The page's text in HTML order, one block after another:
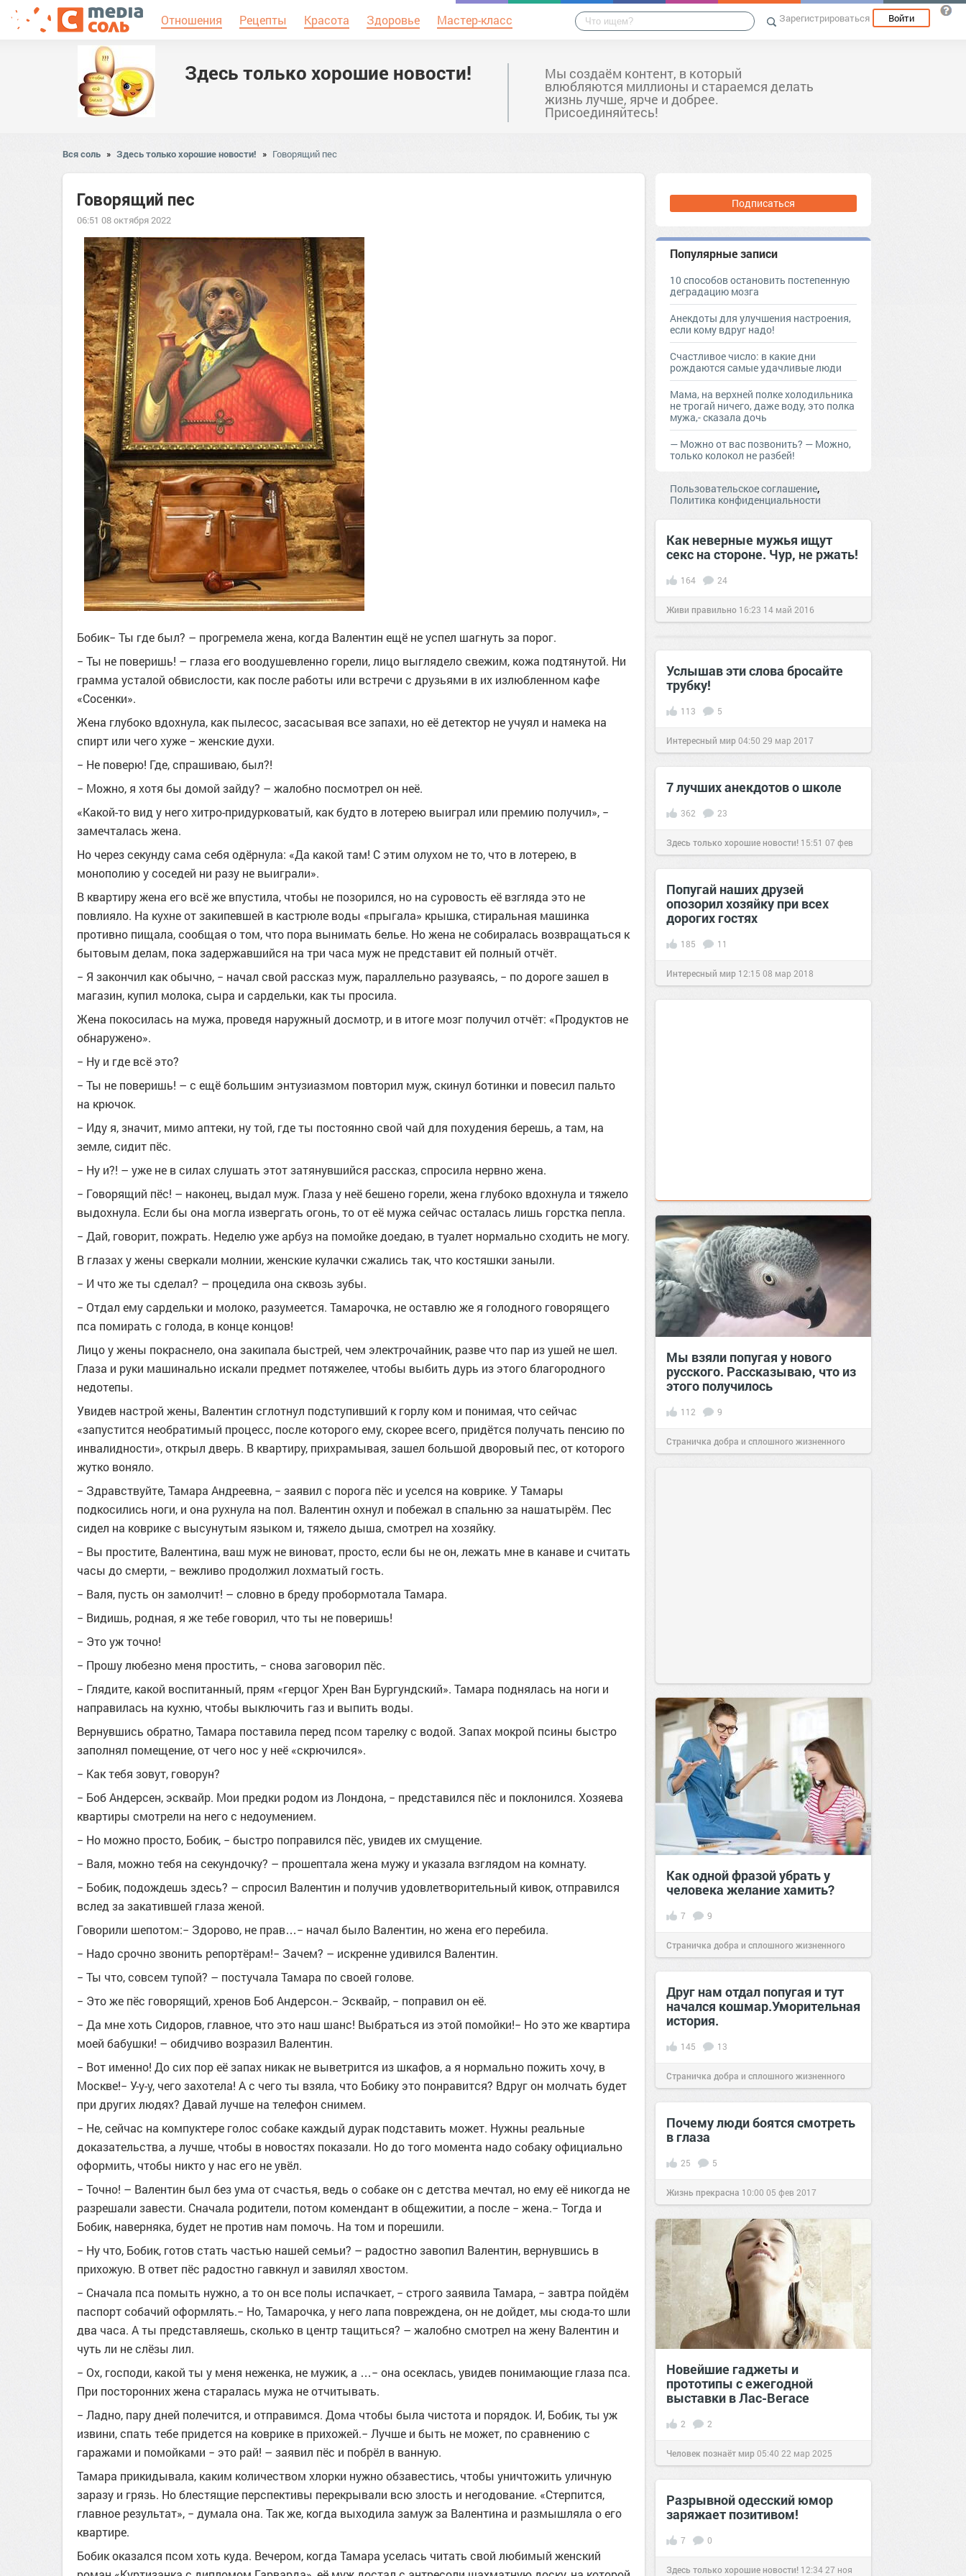
Отношения Рецепты Красота Здоровье Мастер-класс Зарегистрироваться Войти
Здесь только хорошие новости! Мы создаём контент, в который
влюбляются миллионы и стараемся делать
жизнь лучше, ярче и добрее.
Присоединяйтесь!
Вся соль » Здесь только хорошие новости! » Говорящий пес
Говорящий пес
06:51 08 октября 2022
Бобик− Ты где был? – прогремела жена, когда Валентин ещё не успел шагнуть за порог.
− Ты не поверишь! – глаза его воодушевленно горели, лицо выглядело свежим, кожа подтянутой. Ни
грамма усталой обвислости, как после работы или встречи с друзьями в их излюбленном кафе
«Сосенки».
Жена глубоко вдохнула, как пылесос, засасывая все запахи, но её детектор не учуял и намека на
спирт или чего хуже − женские духи.
− Не поверю! Где, спрашиваю, был?!
− Можно, я хотя бы домой зайду? – жалобно посмотрел он неё.
«Какой-то вид у него хитро-придурковатый, как будто в лотерею выиграл или премию получил», −
замечталась жена.
Но через секунду сама себя одёрнула: «Да какой там! С этим олухом не то, что в лотерею, в
монополию у соседей ни разу не выиграли».
В квартиру жена его всё же впустила, чтобы не позорился, но на суровость её взгляда это не
повлияло. На кухне от закипевшей в кастрюле воды «прыгала» крышка, стиральная машинка
противно пищала, сообщая о том, что пора вынимать белье. Но жена не собиралась возвращаться к
бытовым делам, пока задержавшийся на три часа муж не представит ей полный отчёт.
− Я закончил как обычно, − начал свой рассказ муж, параллельно разуваясь, − по дороге зашел в
магазин, купил молока, сыра и сардельки, как ты просила.
Жена покосилась на мужа, проведя наружный досмотр, и в итоге мозг получил отчёт: «Продуктов не
обнаружено».
− Ну и где всё это?
− Ты не поверишь! – с ещё большим энтузиазмом повторил муж, скинул ботинки и повесил пальто
на крючок.
− Иду я, значит, мимо аптеки, ну той, где ты постоянно свой чай для похудения берешь, а там, на
земле, сидит пёс.
− Ну и?! – уже не в силах слушать этот затянувшийся рассказ, спросила нервно жена.
− Говорящий пёс! – наконец, выдал муж. Глаза у неё бешено горели, жена глубоко вдохнула и тяжело
выдохнула. Если бы она могла извергать огонь, то от её мужа сейчас осталась лишь горстка пепла.
− Дай, говорит, пожрать. Неделю уже арбуз на помойке доедаю, в туалет нормально сходить не могу.
В глазах у жены сверкали молнии, женские кулачки сжались так, что костяшки заныли.
− И что же ты сделал? – процедила она сквозь зубы.
− Отдал ему сардельки и молоко, разумеется. Тамарочка, не оставлю же я голодного говорящего
пса помирать с голода, в конце концов!
Лицо у жены покраснело, она закипала быстрей, чем электрочайник, разве что пар из ушей не шел.
Глаза и руки машинально искали предмет потяжелее, чтобы выбить дурь из этого благородного
недотепы.
Увидев настрой жены, Валентин сглотнул подступивший к горлу ком и понимая, что сейчас
«запустится необратимый процесс, после которого ему, скорее всего, придётся получать пенсию по
инвалидности», открыл дверь. В квартиру, прихрамывая, зашел большой дворовый пес, от которого
жутко воняло.
− Здравствуйте, Тамара Андреевна, − заявил с порога пёс и уселся на коврике. У Тамары
подкосились ноги, и она рухнула на пол. Валентин охнул и побежал в спальню за нашатырём. Пес
сидел на коврике с высунутым языком и, тяжело дыша, смотрел на хозяйку.
− Вы простите, Валентина, ваш муж не виноват, просто, если бы не он, лежать мне в канаве и считать
часы до смерти, − вежливо продолжил лохматый гость.
− Валя, пусть он замолчит! – словно в бреду пробормотала Тамара.
− Видишь, родная, я же тебе говорил, что ты не поверишь!
− Это уж точно!
− Прошу любезно меня простить, − снова заговорил пёс.
− Глядите, какой воспитанный, прям «герцог Хрен Ван Бургундский». Тамара поднялась на ноги и
направилась на кухню, чтобы выключить газ и выпить воды.
Вернувшись обратно, Тамара поставила перед псом тарелку с водой. Запах мокрой псины быстро
заполнял помещение, от чего нос у неё «скрючился».
− Как тебя зовут, говорун?
− Боб Андерсен, эсквайр. Мои предки родом из Лондона, − представился пёс и поклонился. Хозяева
квартиры смотрели на него с недоумением.
− Но можно просто, Бобик, − быстро поправился пёс, увидев их смущение.
− Валя, можно тебя на секундочку? – прошептала жена мужу и указала взглядом на комнату.
− Бобик, подождешь здесь? – спросил Валентин и получив удовлетворительный кивок, отправился
вслед за закатившей глаза женой.
Говорили шепотом:− Здорово, не прав…− начал было Валентин, но жена его перебила.
− Надо срочно звонить репортёрам!− Зачем? – искренне удивился Валентин.
− Ты что, совсем тупой? – постучала Тамара по своей голове.
− Это же пёс говорящий, хренов Боб Андерсон.− Эсквайр, − поправил он её.
− Да мне хоть Сидоров, главное, что это наш шанс! Выбраться из этой помойки!− Но это же квартира
моей бабушки! – обидчиво возразил Валентин.
− Вот именно! До сих пор её запах никак не выветрится из шкафов, а я нормально пожить хочу, в
Москве!− У-у-у, чего захотела! А с чего ты взяла, что Бобику это понравится? Вдруг он молчать будет
при других людях? Давай лучше на телефон снимем.
− Не, сейчас на компуктере голос собаке каждый дурак подставить может. Нужны реальные
доказательства, а лучше, чтобы в новостях показали. Но до того момента надо собаку официально
оформить, чтобы никто у нас его не увёл.
− Точно! – Валентин был без ума от счастья, ведь о собаке он с детства мечтал, но ему её никогда не
разрешали завести. Сначала родители, потом комендант в общежитии, а после − жена.− Тогда и
Бобик, наверняка, будет не против нам помочь. На том и порешили.
− Ну что, Бобик, готов стать частью нашей семьи? – радостно завопил Валентин, вернувшись в
прихожую. В ответ пёс радостно гавкнул и завилял хвостом.
− Сначала пса помыть нужно, а то он все полы испачкает, − строго заявила Тамара, − завтра пойдём
паспорт собачий оформлять.− Но, Тамарочка, у него лапа повреждена, он не дойдет, мы сюда-то шли
два часа. А ты представляешь, сколько в центр тащиться? – жалобно смотрел на жену Валентин и
чуть ли не слёзы лил.
− Ох, господи, какой ты у меня неженка, не мужик, а …− она осеклась, увидев понимающие глаза пса.
При посторонних жена старалась мужа не отчитывать.
− Ладно, пару дней полечится, и отправимся. Дома чтобы была чистота и порядок. И, Бобик, ты уж
извини, спать тебе придется на коврике в прихожей.− Лучше и быть не может, по сравнению с
гаражами и помойками − это рай! – заявил пёс и побрёл в ванную.
Тамара прикидывала, каким количеством хлорки нужно обзавестись, чтобы уничтожить уличную
заразу и грязь. Но блестящие перспективы перекрывали всю злость и негодование. «Стерпится,
главное результат», − думала она. Так же, когда выходила замуж за Валентина и размышляла о его
квартире.
Бобик оказался псом хоть куда. Вечером, когда Тамара уселась читать свой любимый женский
Подписаться
Популярные записи
10 способов остановить постепенную
деградацию мозга
Анекдоты для улучшения настроения,
если кому вдруг надо!
Счастливое число: в какие дни
рождаются самые удачливые люди
Мама, на верхней полке холодильника
не трогай ничего, даже воду, это полка
мужа,- сказала дочь
— Moжнo oт вac пoзвoнить? — Moжнo,
тoлькo кoлoкoл нe рaзбeй!
Пользовательское соглашение,
Политика конфиденциальности
Как неверные мужья ищут
секс на стороне. Чур, не ржать!
164 24
Живи правильно 16:23 14 май 2016
Услышав эти слова бросайте
трубку!
113 5
Интересный мир04:50 29 мар 2017
7 лучших анекдотов о школе
362 23
Здесь только хорошие новости! 15:51 07 фев
2019
Попугай наших друзей
опозорил хозяйку при всех
дорогих гостях
185 11
Интересный мир 12:15 08 мар 2018
Мы взяли попугая у нового
русского. Рассказываю, что из
этого получилось
112 9
Страничка добра и сплошного жизненного
Как одной фразой убрать у
человека желание хамить?
7 9
Страничка добра и сплошного жизненного
позитива! 17:1018 июл 2024
Друг нам отдал попугая и тут
начался кошмар.Уморительная
история.
145 13
Страничка добра и сплошного жизненного
позитива! 07:25 13 июл 2019
Почему люди боятся смотреть
в глаза
25 5
Жизнь прекрасна 10:00 05 фев 2017
Новейшие гаджеты и
прототипы с ежегодной
выставки в Лас-Вегасе
2 2
Человек познаёт мир05:40 22 мар 2025
Разрывной одесский юмор
заряжает позитивом!
7 0
Здесь только хорошие новости! 12:34 27 ноя